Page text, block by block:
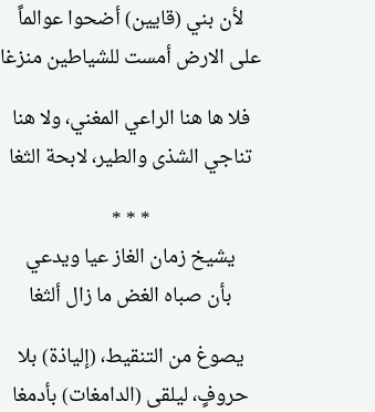
لأن بني (قايين) أضحوا عوالماً
على الارض أمست للشياطين منزغا
فلا ها هنا الراعي المغني، ولا هنا
تناجي الشذى والطير، لابحة الثغا
* * *
يشيخ زمان الغاز عيا ويدعي
بأن صباه الغض ما زال ألثغا
يصوغ من التنقيط، (إلياذة) بلا
حروفٍ، ليلقى (الدامغات) بأدمغا